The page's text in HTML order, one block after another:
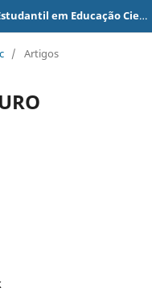
Mostra Interativa da Produção Estudantil em Educação Científica e Tecnológica
/ Artigos